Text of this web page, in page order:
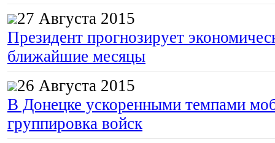
27 Августа 2015
Президент прогнозирует
ближайшие месяцы
26 Августа 2015
В Донецке ускоренными темпами
группировка войск